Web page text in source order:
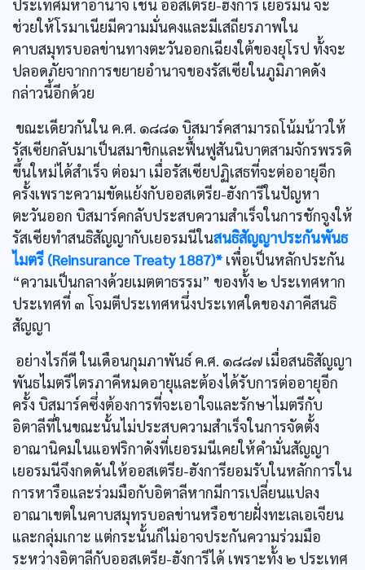
ประเทศมหาอำนาจ เช่น ออสเตรีย-ฮังการี เยอรมนี จะ
ช่วยให้โรมาเนียมีความมั่นคงและมีเสถียรภาพใน
คาบสมุทรบอลข่านทางตะวันออกเฉียงใต้ของยุโรป ทั้งจะ
ปลอดภัยจากการขยายอำนาจของรัสเซียในภูมิภาคดัง
กล่าวนี้อีกด้วย
ขณะเดียวกันใน ค.ศ. ๑๘๘๑ บิสมาร์คสามารถโน้มน้าวให้
รัสเซียกลับมาเป็นสมาชิกและฟื้นฟูสันนิบาตสามจักรพรรดิ
ขึ้นใหม่ได้สำเร็จ ต่อมา เมื่อรัสเซียปฏิเสธที่จะต่ออายุอีก
ครั้งเพราะความขัดแย้งกับออสเตรีย-ฮังการีในปัญหา
ตะวันออก บิสมาร์คกลับประสบความสำเร็จในการชักจูงให้
รัสเซียทำสนธิสัญญากับเยอรมนีในสนธิสัญญาประกันพันธ
ไมตรี (Reinsurance Treaty 1887)* เพื่อเป็นหลักประกัน
“ความเป็นกลางด้วยเมตตาธรรม” ของทั้ง ๒ ประเทศหาก
ประเทศที่ ๓ โจมตีประเทศหนึ่งประเทศใดของภาคีสนธิ
สัญญา
อย่างไรก็ดี ในเดือนกุมภาพันธ์ ค.ศ. ๑๘๘๗ เมื่อสนธิสัญญา
พันธไมตรีไตรภาคีหมดอายุและต้องได้รับการต่ออายุอีก
ครั้ง บิสมาร์คซึ่งต้องการที่จะเอาใจและรักษาไมตรีกับ
อิตาลีที่ในขณะนั้นไม่ประสบความสำเร็จในการจัดตั้ง
อาณานิคมในแอฟริกาดังที่เยอรมนีเคยให้คำมั่นสัญญา
เยอรมนีจึงกดดันให้ออสเตรีย-ฮังการียอมรับในหลักการใน
การหารือและร่วมมือกับอิตาลีหากมีการเปลี่ยนแปลง
อาณาเขตในคาบสมุทรบอลข่านหรือชายฝั่งทะเลเอเจียน
และกลุ่มเกาะ แต่กระนั้นก็ไม่อาจประกันความร่วมมือ
ระหว่างอิตาลีกับออสเตรีย-ฮังการีได้ เพราะทั้ง ๒ ประเทศ